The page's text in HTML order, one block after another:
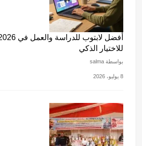
للاختيار الذكي
بواسطة salma
8 يوليو، 2026